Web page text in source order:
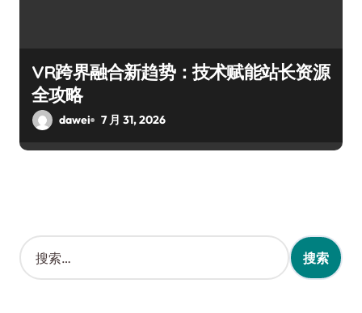
VR跨界融合新趋势：技术赋能站长资源
全攻略
dawei 7 月 31, 2026
搜
索
：